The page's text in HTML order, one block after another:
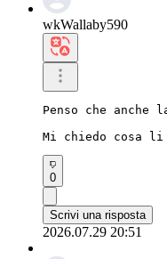
wkWallaby590
Penso che
Mi chiedo cosa
0
Scrivi una risposta
2026.07.29 20:51